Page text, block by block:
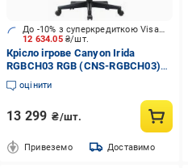
12 634.05 ₴/шт.
До -10% з суперкредиткою Visa Вигода
Крісло ігрове Canyon Irida
RGBCH03 RGB (CNS-RGBCH03)
чорний
оцінити
13 299 ₴/шт.
Привеземо Доставимо